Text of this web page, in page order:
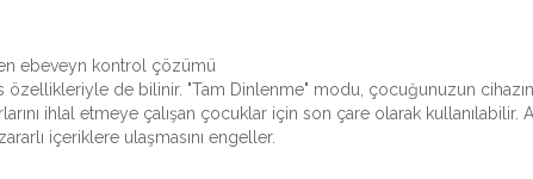
ebeveyn kontrol çözümü
özellikleriyle de bilinir. "Tam Dinlenme" modu, çocuğunuzun
ihlal etmeye çalışan çocuklar için son çare olarak kullanılabilir.
içeriklere ulaşmasını engeller.